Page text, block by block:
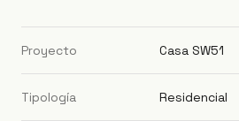
Proyecto Casa SW51
Tipología Residencial